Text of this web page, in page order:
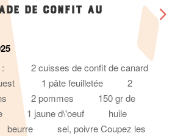
DE CONFIT AU
: 2 cuisses de confit de canard
ouest 1 pâte feuilletée 2
2 pommes 150 gr de
1 jaune d\'oeuf huile
sel, poivre Coupez les